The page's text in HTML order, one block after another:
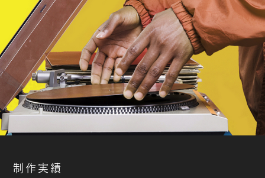
制作実績
ORDER FLOW
ご注文・制作の流れ
CASE
制作実績
CONTACT
お問い合わせ